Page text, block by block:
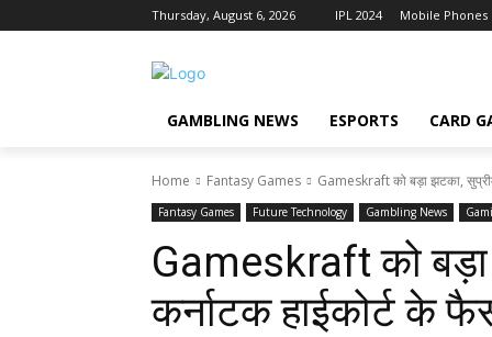
Thursday, August 6, 2026 IPL 2024 Mobile Phones
GAMBLING NEWS ESPORTS CARD
Home Fantasy Games Gameskraft को बड़ा झटका,
Fantasy Games Future Technology Gambling News
Gameskraft को बड़ा
कर्नाटक हाईकोर्ट के